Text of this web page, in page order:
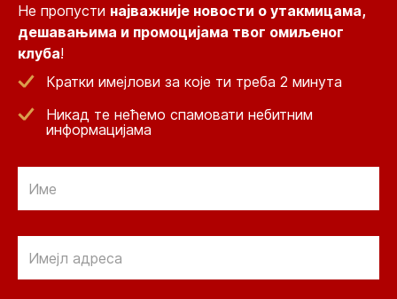
Не пропусти најважније новости о утакмицама,
дешавањима и промоцијама твог омиљеног
клуба!
Кратки имејлови за које ти треба 2 минута
Никад те нећемо спамовати небитним
информацијама